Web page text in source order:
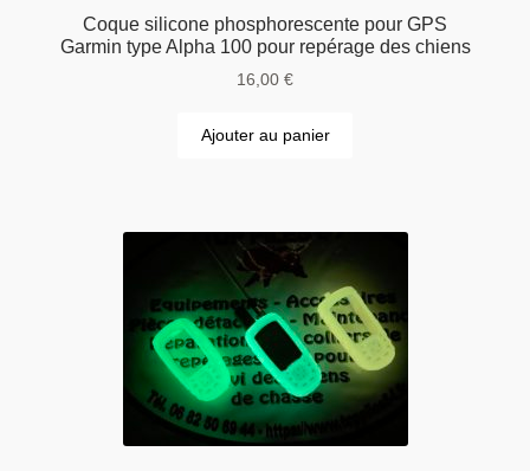
Coque silicone phosphorescente pour GPS
Garmin type Alpha 100 pour repérage des chiens
16,00 €
Ajouter au panier